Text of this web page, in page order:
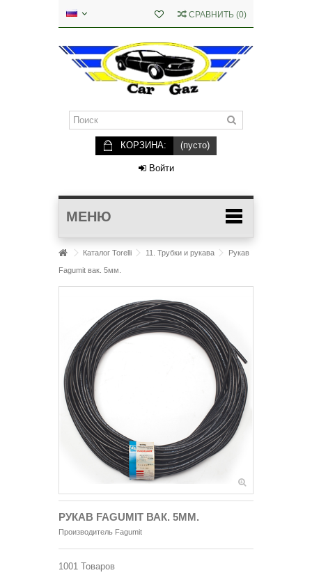
СРАВНИТЬ (0)
КОРЗИНА: (пусто)
Войти
МЕНЮ
Каталог Torelli 11. Трубки и рукава Рукав
Fagumit вак. 5мм.
РУКАВ FAGUMIT ВАК. 5ММ.
Производитель Fagumit
1001 Товаров